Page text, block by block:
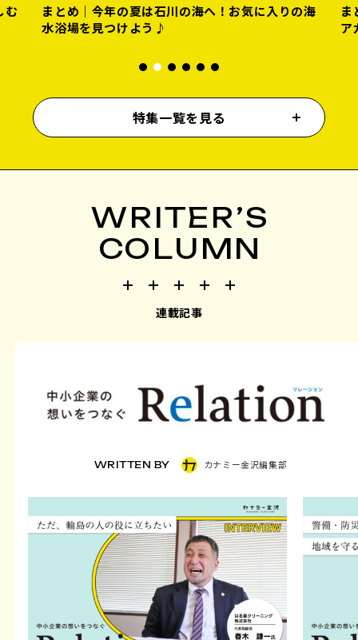
海
まとめ｜夏の夜はここで乾杯！金沢のおすすめビ
アガーデン＆ビアテラス♪
ま
く
特集一覧を見る
WRITER’S
COLUMN
連載記事
WRITTEN BY カナミー金沢編集部